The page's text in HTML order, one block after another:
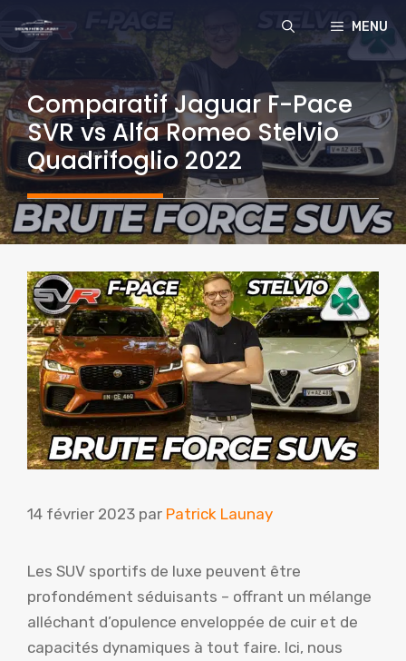
contenu
MENU
Comparatif Jaguar F-Pace
SVR vs Alfa Romeo Stelvio
Quadrifoglio 2022
14 février 2023 par Patrick Launay
Les SUV sportifs de luxe peuvent être
profondément séduisants – offrant un mélange
alléchant d’opulence enveloppée de cuir et de
capacités dynamiques à tout faire. Ici, nous